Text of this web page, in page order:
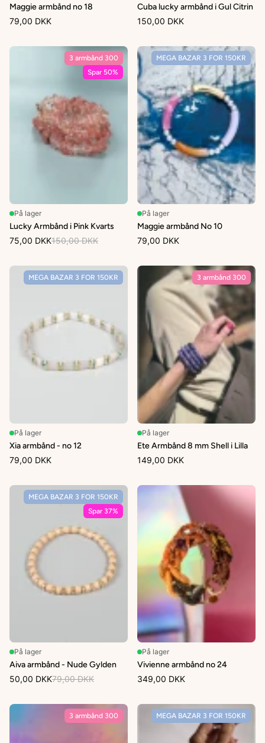
Maggie armbånd no 18
79,00 DKK
Cuba lucky armbånd i Gul Citrin
150,00 DKK
3 armbånd 300
Spar 50%
På lager
Lucky Armbånd i Pink Kvarts
75,00 DKK150,00 DKK
MEGA BAZAR 3 FOR 150KR
På lager
Maggie armbånd No 10
79,00 DKK
MEGA BAZAR 3 FOR 150KR
På lager
Xia armbånd - no 12
79,00 DKK
3 armbånd 300
På lager
Ete Armbånd 8 mm Shell i Lilla
149,00 DKK
MEGA BAZAR 3 FOR 150KR
Spar 37%
På lager
Aiva armbånd - Nude Gylden
50,00 DKK79,00 DKK
På lager
Vivienne armbånd no 24
349,00 DKK
3 armbånd 300 MEGA BAZAR 3 FOR 150KR